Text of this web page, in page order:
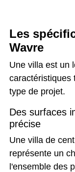
Les
Wavre
Une villa est un
caractéristiques
type de projet.
Des surfaces
précise
Une villa de
représente un
l'ensemble des